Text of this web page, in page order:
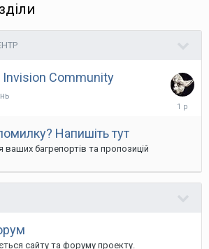
Community
10
Напишіть тут
ваших багрепортів та пропозицій
сайту та форуму проекту.